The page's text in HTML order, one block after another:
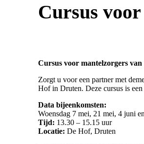
Cursus
Cursus voor mantelzorgers
Zorgt u voor een partner met
Hof in Druten. Deze cursus is
Data bijeenkomsten:
Woensdag 7 mei, 21 mei, 4 juni
Tijd: 13.30 – 15.15 uur
Locatie: De Hof, Druten